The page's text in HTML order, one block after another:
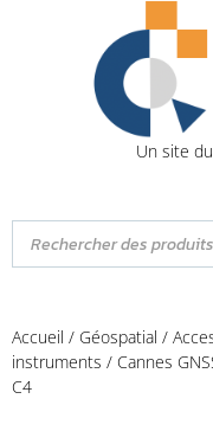
Un site
Accueil / Géospatial /
instruments / Cannes
C4